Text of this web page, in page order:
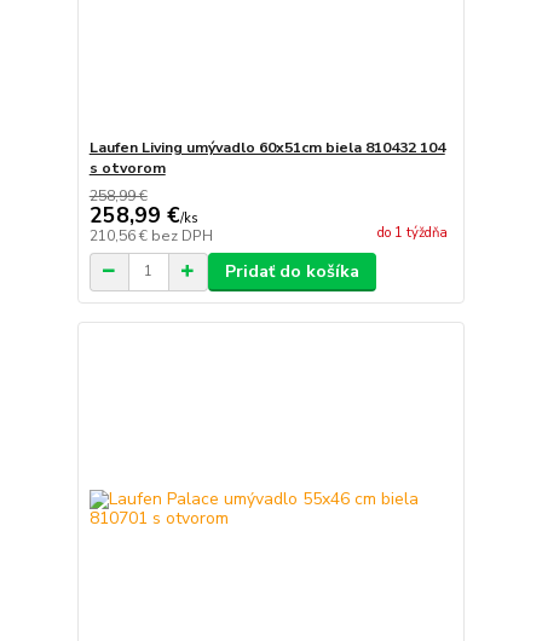
Laufen Living umývadlo 60x51cm biela 810432 104
s otvorom
258,99 €
258,99 €/ks
210,56 € bez DPH do 1 týždňa
Pridať do košíka